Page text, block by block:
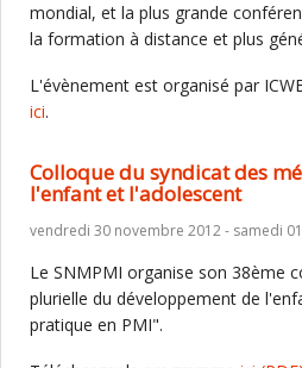
mondial, et la plus grande
la formation à distance et plus
L'évènement est organisé par
ici.
Colloque du syndicat des
l'enfant et l'adolescent
vendredi 30 novembre 2012 - samedi
Le SNMPMI organise son 38ème
plurielle du développement de
pratique en PMI".